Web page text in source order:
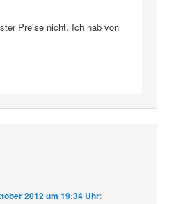
Preise nicht. Ich hab von
2012 um 19:34 Uhr: